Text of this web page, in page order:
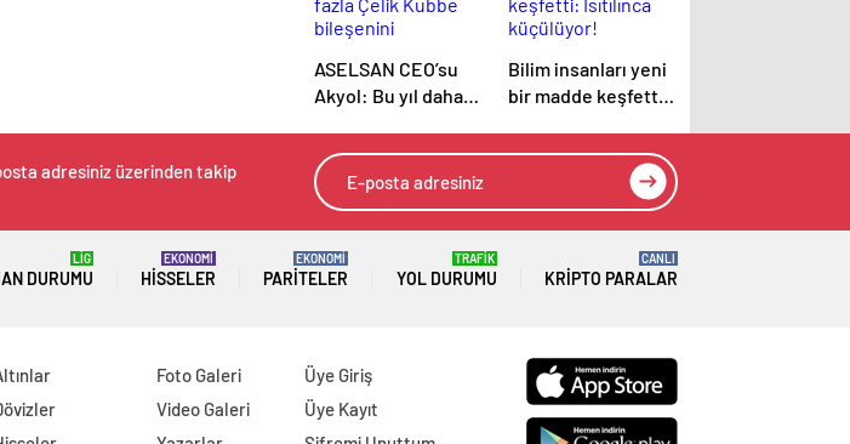
ASELSAN CEO’su
Akyol: Bu yıl daha
bileşenini
envantere
vereceğiz
Bilim insanları yeni
bir madde keşfetti:
adresiniz üzerinden takip
DURUMU
LİG
HISSELER
EKONOMİ
PARITELER
EKONOMİ
YOL DURUMU
TRAFİK
KRIPTO PARALAR
CANLI
Foto Galeri
Video Galeri
Üye Giriş
Üye Kayıt